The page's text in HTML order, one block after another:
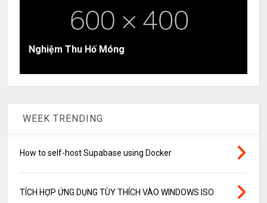
Nghiệm Thu Hố Móng
WEEK TRENDING
How to self-host Supabase using Docker
TÍCH HỢP ỨNG DỤNG TÙY THÍCH VÀO WINDOWS ISO